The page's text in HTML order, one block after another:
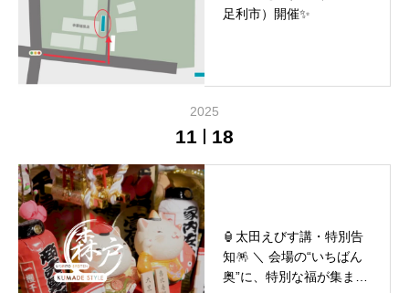
足利市）開催✨
2025
11 18
🏮太田えびす講・特別告
知🪅 ＼ 会場の“いちばん
奥”に、特別な福が集まる